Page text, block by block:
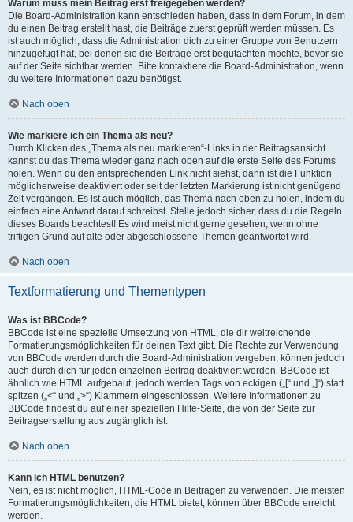
Warum muss mein Beitrag erst freigegeben werden?
Die Board-Administration kann entschieden haben, dass in dem Forum, in dem
du einen Beitrag erstellt hast, die Beiträge zuerst geprüft werden müssen. Es
ist auch möglich, dass die Administration dich zu einer Gruppe von Benutzern
hinzugefügt hat, bei denen sie die Beiträge erst begutachten möchte, bevor sie
auf der Seite sichtbar werden. Bitte kontaktiere die Board-Administration, wenn
du weitere Informationen dazu benötigst.
Nach oben
Wie markiere ich ein Thema als neu?
Durch Klicken des „Thema als neu markieren“-Links in der Beitragsansicht
kannst du das Thema wieder ganz nach oben auf die erste Seite des Forums
holen. Wenn du den entsprechenden Link nicht siehst, dann ist die Funktion
möglicherweise deaktiviert oder seit der letzten Markierung ist nicht genügend
Zeit vergangen. Es ist auch möglich, das Thema nach oben zu holen, indem du
einfach eine Antwort darauf schreibst. Stelle jedoch sicher, dass du die Regeln
dieses Boards beachtest! Es wird meist nicht gerne gesehen, wenn ohne
triftigen Grund auf alte oder abgeschlossene Themen geantwortet wird.
Nach oben
Textformatierung und Thementypen
Was ist BBCode?
BBCode ist eine spezielle Umsetzung von HTML, die dir weitreichende
Formatierungsmöglichkeiten für deinen Text gibt. Die Rechte zur Verwendung
von BBCode werden durch die Board-Administration vergeben, können jedoch
auch durch dich für jeden einzelnen Beitrag deaktiviert werden. BBCode ist
ähnlich wie HTML aufgebaut, jedoch werden Tags von eckigen („[“ und „]“) statt
spitzen („<“ und „>“) Klammern eingeschlossen. Weitere Informationen zu
BBCode findest du auf einer speziellen Hilfe-Seite, die von der Seite zur
Beitragserstellung aus zugänglich ist.
Nach oben
Kann ich HTML benutzen?
Nein, es ist nicht möglich, HTML-Code in Beiträgen zu verwenden. Die meisten
Formatierungsmöglichkeiten, die HTML bietet, können über BBCode erreicht
werden.